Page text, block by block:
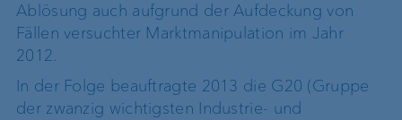
Ablösung auch aufgrund der Aufdeckung von
Fällen versuchter Marktmanipulation im Jahr
2012.
In der Folge beauftragte 2013 die G20 (Gruppe
der zwanzig wichtigsten Industrie- und